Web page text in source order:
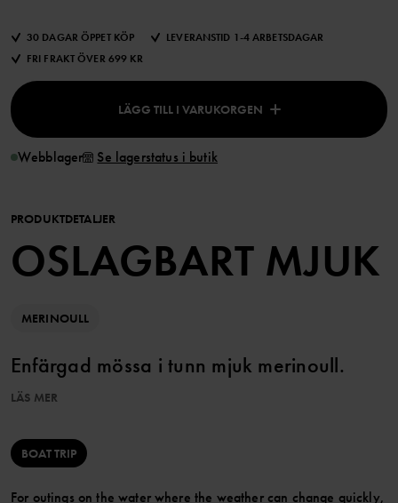
30 DAGAR ÖPPET KÖP
LEVERANSTID 1-4 ARBETSDAGAR
FRI FRAKT ÖVER 699 KR
LÄGG TILL I VARUKORGEN
Webblager Se lagerstatus i butik
PRODUKTDETALJER
OSLAGBART MJUK
MERINOULL
Enfärgad mössa i tunn mjuk merinoull.
Den här produkten är Superwash-behandlad vilket gör att den går
Ullen i det här plagget är certifierad enligt RWS, Responsible
Wool Standard. Läs mer på https://www.polarnopyret.se/pop-
LÄS MER
BOAT TRIP
For outings on the water where the weather can change quickly,